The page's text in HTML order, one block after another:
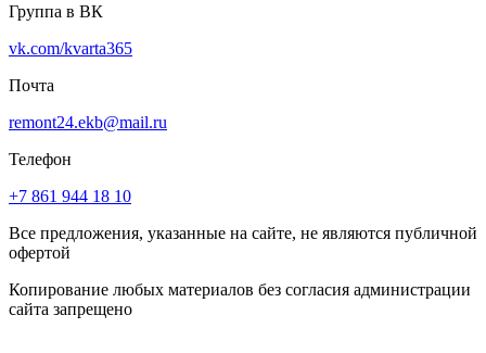
Группа в ВК
vk.com/kvarta365
Почта
remont24.ekb@mail.ru
Телефон
+7 861 944 18 10
Все предложения, указанные на сайте, не являются публичной
офертой
Копирование любых материалов без согласия администрации
сайта запрещено